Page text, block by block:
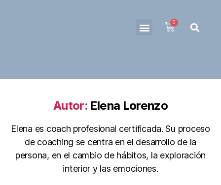
Autor: Elena Lorenzo
Elena es coach profesional certificada. Su proceso
de coaching se centra en el desarrollo de la
persona, en el cambio de hábitos, la exploración
interior y las emociones.